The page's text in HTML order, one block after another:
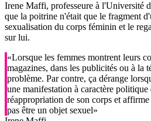
Irene Maffi, professeure à l'Université
que la poitrine n'était que le fragment
sexualisation du corps féminin et le
sur lui.
«Lorsque les femmes montrent leurs
magazines, dans les publicités ou à la
problème. Par contre, ça dérange
une manifestation à caractère
réappropriation de son corps et
pas être un objet sexuel»